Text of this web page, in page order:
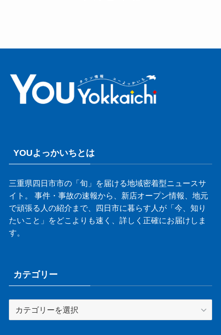
YOUよっかいちとは
三重県四日市市の「旬」を届ける地域密着型ニュースサ
イト。 事件・事故の速報から、新店オープン情報、地元
で頑張る人の紹介まで、四日市に暮らす人が「今、知り
たいこと」をどこよりも速く、詳しく正確にお届けしま
す。
カテゴリー